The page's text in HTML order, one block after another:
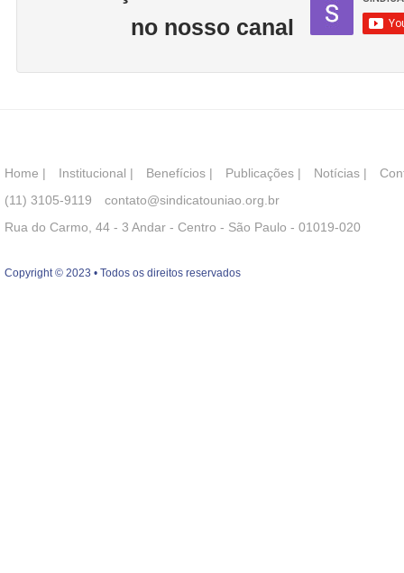
no nosso canal
Home | Institucional | Benefícios | Publicações | Notícias |
(11) 3105-9119
contato@sindicatouniao.org.br
Rua do Carmo, 44 - 3 Andar - Centro - São Paulo - 01019-020
Copyright © 2023 • Todos os direitos reservados